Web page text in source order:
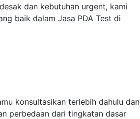
dan kebutuhan urgent, kami
baik dalam Jasa PDA Test di
konsultasikan terlebih dahulu dan
perbedaan dari tingkatan dasar